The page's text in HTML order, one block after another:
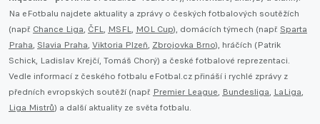
Na eFotbalu najdete aktuality a zprávy o českých fotbalových soutěžích
(např. Chance Liga, ČFL, MSFL, MOL Cup), domácích týmech (např. Sparta
Praha, Slavia Praha, Viktoria Plzeň, Zbrojovka Brno), hráčích (Patrik
Schick, Ladislav Krejčí, Tomáš Chorý) a české fotbalové reprezentaci.
Vedle informací z českého fotbalu eFotbal.cz přináší i rychlé zprávy z
předních evropských soutěží (např. Premier League, Bundesliga, LaLiga,
Liga Mistrů) a další aktuality ze světa fotbalu.